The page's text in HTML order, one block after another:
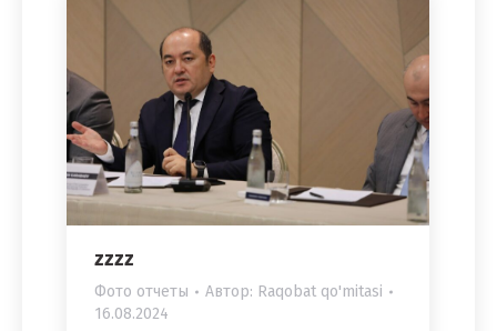
zzzz
Фото отчеты Автор: Raqobat qo'mitasi
16.08.2024